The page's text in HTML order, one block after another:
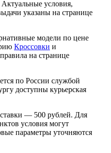
Актуальные условия,
указаны на странице
модели по цене
Кроссовки и
на странице
по России службой
доступны курьерская
— 500 рублей. Для
условия могут
параметры уточняются